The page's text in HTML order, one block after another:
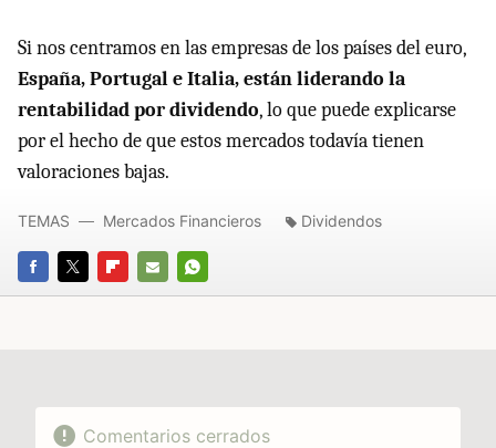
Si nos centramos en las empresas de los países del euro,
España, Portugal e Italia, están liderando la
rentabilidad por dividendo, lo que puede explicarse
por el hecho de que estos mercados todavía tienen
valoraciones bajas.
FACEBOOK
TWITTERFLIPBOARD
E-
WHATSAPP
TEMAS Mercados Financieros Dividendos
Comentarios cerrados